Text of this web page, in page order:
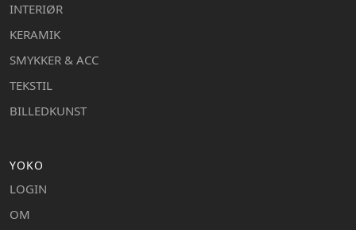
INTERIØR
KERAMIK
SMYKKER & ACC
TEKSTIL
BILLEDKUNST
YOKO
LOGIN
OM